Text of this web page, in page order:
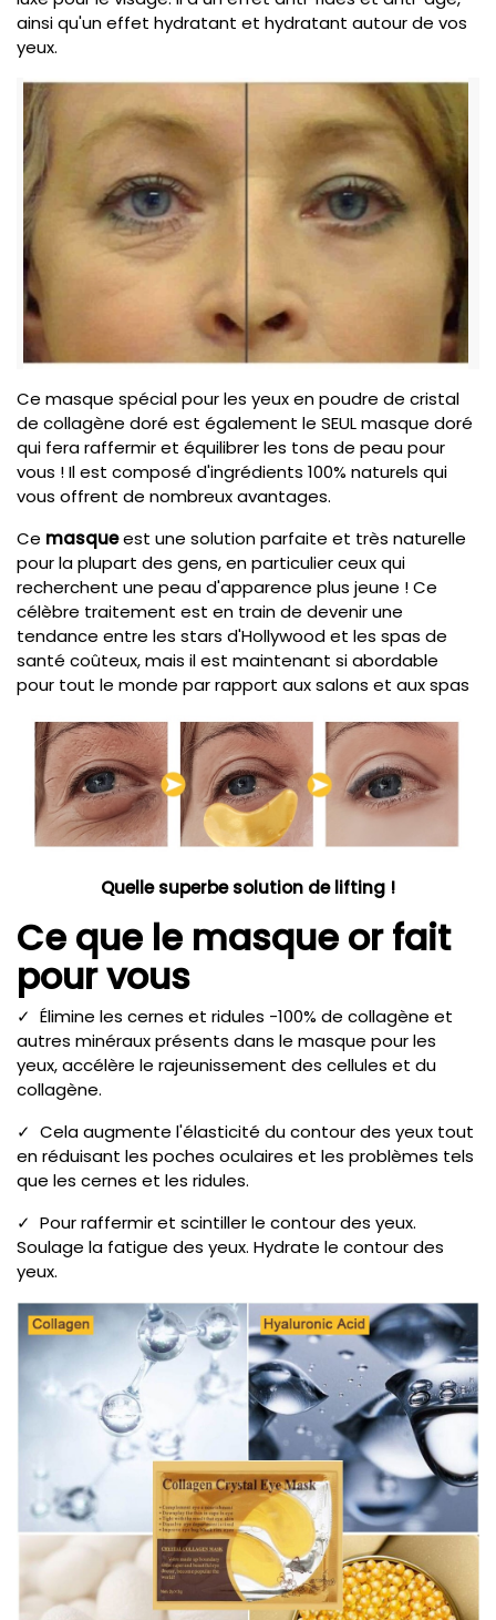
ainsi qu'un effet hydratant et hydratant autour de vos
yeux.
Ce masque spécial pour les yeux en poudre de cristal
de collagène doré est également le SEUL masque doré
qui fera raffermir et équilibrer les tons de peau pour
vous ! Il est composé d'ingrédients 100% naturels qui
vous offrent de nombreux avantages.
Ce masqueest une solution parfaite et très naturelle
pour la plupart des gens, en particulier ceux qui
recherchent une peau d'apparence plus jeune ! Ce
célèbre traitement est en train de devenir une
tendance entre les stars d'Hollywood et les spas de
santé coûteux, mais il est maintenant si abordable
pour tout le monde par rapport aux salons et aux spas
Quelle superbe solution de lifting !
Ce que le masque or fait
pour vous
✓ Élimine les cernes et ridules -100% de collagène et
autres minéraux présents dans le masque pour les
yeux, accélère le rajeunissement des cellules et du
collagène.
✓ Cela augmente l'élasticité du contour des yeux tout
en réduisant les poches oculaires et les problèmes tels
que les cernes et les ridules.
✓ Pour raffermir et scintiller le contour des yeux.
Soulage la fatigue des yeux. Hydrate le contour des
yeux.